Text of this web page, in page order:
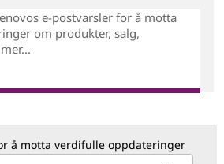
e-postvarsler for å motta
om produkter, salg,
å motta verdifulle oppdateringer